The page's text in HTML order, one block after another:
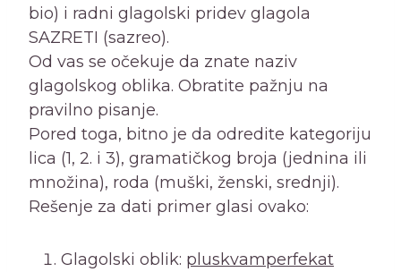
bio) i radni glagolski pridev glagola
SAZRETI (sazreo).
Od vas se očekuje da znate naziv
glagolskog oblika. Obratite pažnju na
pravilno pisanje.
Pored toga, bitno je da odredite kategoriju
lica (1, 2. i 3), gramatičkog broja (jednina ili
množina), roda (muški, ženski, srednji).
Rešenje za dati primer glasi ovako:
Glagolski oblik: pluskvamperfekat